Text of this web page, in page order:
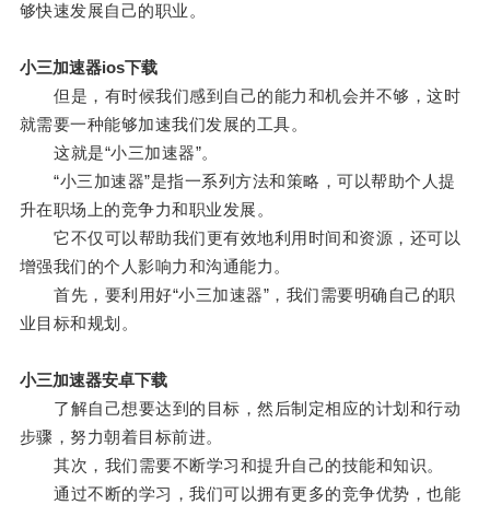
够快速发展自己的职业。
小三加速器ios下载
但是，有时候我们感到自己的能力和机会并不够，这时
就需要一种能够加速我们发展的工具。
这就是“小三加速器”。
“小三加速器”是指一系列方法和策略，可以帮助个人提
升在职场上的竞争力和职业发展。
它不仅可以帮助我们更有效地利用时间和资源，还可以
增强我们的个人影响力和沟通能力。
首先，要利用好“小三加速器”，我们需要明确自己的职
业目标和规划。
小三加速器安卓下载
了解自己想要达到的目标，然后制定相应的计划和行动
步骤，努力朝着目标前进。
其次，我们需要不断学习和提升自己的技能和知识。
通过不断的学习，我们可以拥有更多的竞争优势，也能